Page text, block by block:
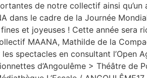
de notre collectif ainsi
dans le cadre de la Journée
et joyeuses ! Cette année sera
MAANA, Mathilde de la
spectacles en consultant l’Open
d’Angoulême > Théâtre de